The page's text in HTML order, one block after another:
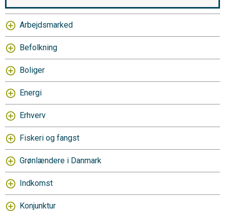
Arbejdsmarked
Befolkning
Boliger
Energi
Erhverv
Fiskeri og fangst
Grønlændere i Danmark
Indkomst
Konjunktur